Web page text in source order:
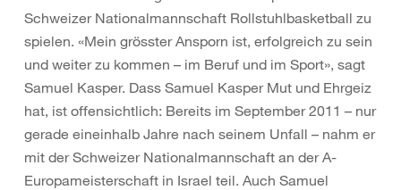
Schweizer Nationalmannschaft Rollstuhlbasketball zu
spielen. «Mein grösster Ansporn ist, erfolgreich zu sein
und weiter zu kommen – im Beruf und im Sport», sagt
Samuel Kasper. Dass Samuel Kasper Mut und Ehrgeiz
hat, ist offensichtlich: Bereits im September 2011 – nur
gerade eineinhalb Jahre nach seinem Unfall – nahm er
mit der Schweizer Nationalmannschaft an der A-
Europameisterschaft in Israel teil. Auch Samuel